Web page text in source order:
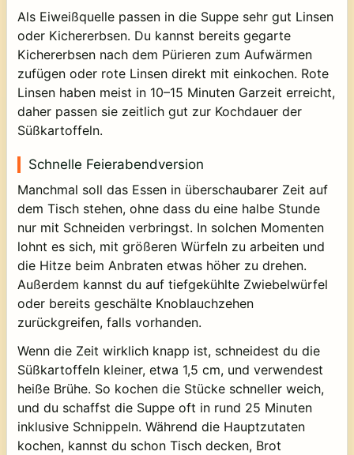
Als Eiweißquelle passen in die Suppe sehr gut Linsen
oder Kichererbsen. Du kannst bereits gegarte
Kichererbsen nach dem Pürieren zum Aufwärmen
zufügen oder rote Linsen direkt mit einkochen. Rote
Linsen haben meist in 10–15 Minuten Garzeit erreicht,
daher passen sie zeitlich gut zur Kochdauer der
Süßkartoffeln.
Schnelle Feierabendversion
Manchmal soll das Essen in überschaubarer Zeit auf
dem Tisch stehen, ohne dass du eine halbe Stunde
nur mit Schneiden verbringst. In solchen Momenten
lohnt es sich, mit größeren Würfeln zu arbeiten und
die Hitze beim Anbraten etwas höher zu drehen.
Außerdem kannst du auf tiefgekühlte Zwiebelwürfel
oder bereits geschälte Knoblauchzehen
zurückgreifen, falls vorhanden.
Wenn die Zeit wirklich knapp ist, schneidest du die
Süßkartoffeln kleiner, etwa 1,5 cm, und verwendest
heiße Brühe. So kochen die Stücke schneller weich,
und du schaffst die Suppe oft in rund 25 Minuten
inklusive Schnippeln. Während die Hauptzutaten
kochen, kannst du schon Tisch decken, Brot